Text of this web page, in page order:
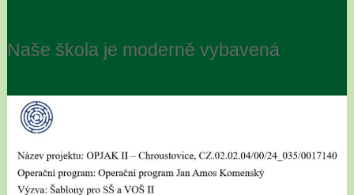
Naše škola je moderně vybavená